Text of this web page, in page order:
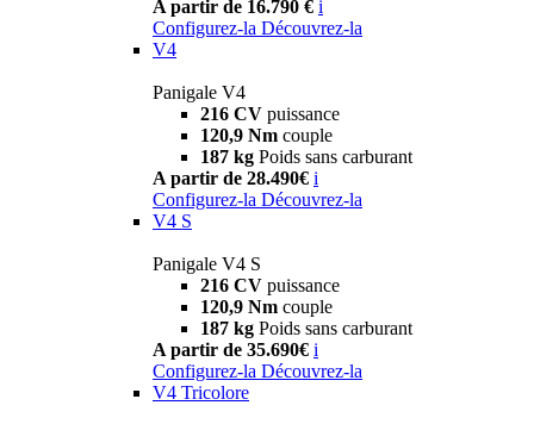
A partir de 16.790 € i
Configurez-la Découvrez-la
V4
Panigale V4
216 CV puissance
120,9 Nm couple
187 kg Poids sans carburant
A partir de 28.490€ i
Configurez-la Découvrez-la
V4 S
Panigale V4 S
216 CV puissance
120,9 Nm couple
187 kg Poids sans carburant
A partir de 35.690€ i
Configurez-la Découvrez-la
V4 Tricolore